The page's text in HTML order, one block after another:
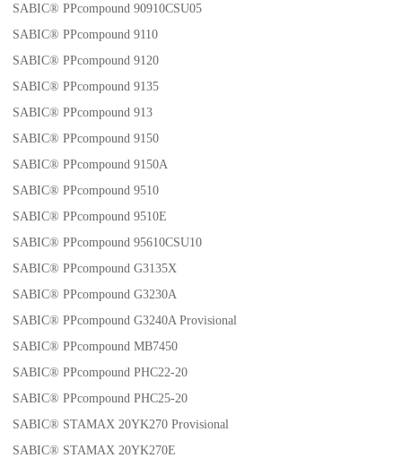
SABIC® PPcompound 90910CSU05
SABIC® PPcompound 9110
SABIC® PPcompound 9120
SABIC® PPcompound 9135
SABIC® PPcompound 913
SABIC® PPcompound 9150
SABIC® PPcompound 9150A
SABIC® PPcompound 9510
SABIC® PPcompound 9510E
SABIC® PPcompound 95610CSU10
SABIC® PPcompound G3135X
SABIC® PPcompound G3230A
SABIC® PPcompound G3240A Provisional
SABIC® PPcompound MB7450
SABIC® PPcompound PHC22-20
SABIC® PPcompound PHC25-20
SABIC® STAMAX 20YK270 Provisional
SABIC® STAMAX 20YK270E